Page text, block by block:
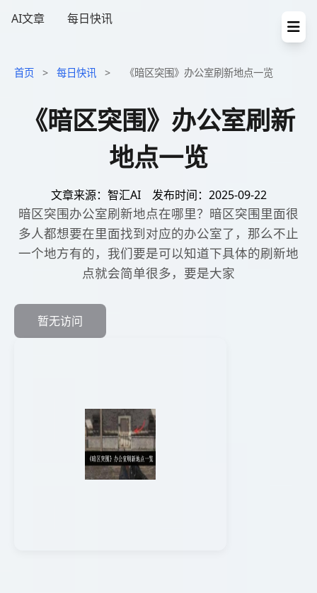
AI文章 每日快讯
首页 > 每日快讯 > 《暗区突围》办公室刷新地点一览
《暗区突围》办公室刷新
地点一览
文章来源：智汇AI 发布时间：2025-09-22
暗区突围办公室刷新地点在哪里？暗区突围里面很
多人都想要在里面找到对应的办公室了，那么不止
一个地方有的，我们要是可以知道下具体的刷新地
点就会简单很多，要是大家
暂无访问